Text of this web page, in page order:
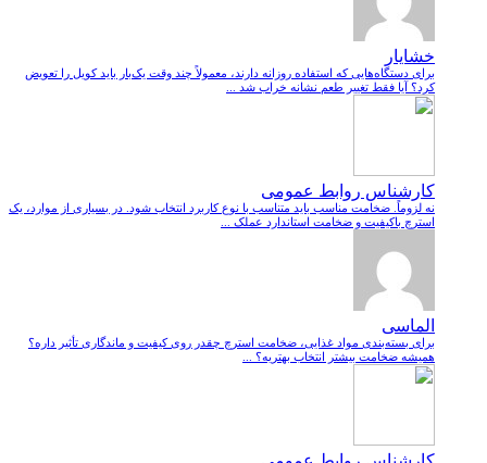
خشایار
برای دستگاه‌هایی که استفاده روزانه دارند، معمولاً چند وقت یک‌بار باید کویل را تعویض
کرد؟ آیا فقط تغییر طعم نشانه خراب شد ...
کارشناس روابط عمومی
نه لزوماً. ضخامت مناسب باید متناسب با نوع کاربرد انتخاب شود. در بسیاری از موارد، یک
استرچ باکیفیت و ضخامت استاندارد عملک ...
الماسی
برای بسته‌بندی مواد غذایی، ضخامت استرچ چقدر روی کیفیت و ماندگاری تأثیر داره؟
همیشه ضخامت بیشتر انتخاب بهتریه؟ ...